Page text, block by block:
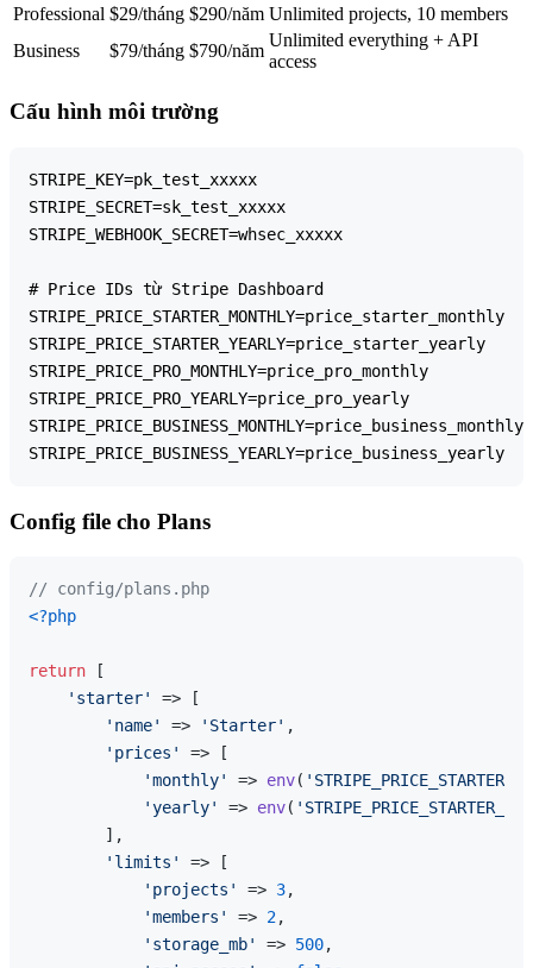
Professional $29/tháng $290/năm Unlimited projects, 10 members
Business
$79/tháng $790/năm
Unlimited everything + API
access
Cấu hình môi trường
STRIPE_KEY=pk_test_xxxxx
STRIPE_SECRET=sk_test_xxxxx
STRIPE_WEBHOOK_SECRET=whsec_xxxxx
# Price IDs từ Stripe Dashboard
STRIPE_PRICE_STARTER_MONTHLY=price_starter_monthly
STRIPE_PRICE_STARTER_YEARLY=price_starter_yearly
STRIPE_PRICE_PRO_MONTHLY=price_pro_monthly
STRIPE_PRICE_PRO_YEARLY=price_pro_yearly
STRIPE_PRICE_BUSINESS_MONTHLY=price_business_monthly
Config file cho Plans
// config/plans.php
<?php
return [
'starter'
=> [
'name'
=> 'Starter' ,
'prices'
=> [
'monthly'
=> env(
'yearly'
=> env(
        ],
'limits'
=> [
'projects'
=> 3,
'members'
=> 2,
'storage_mb'
=> 500,